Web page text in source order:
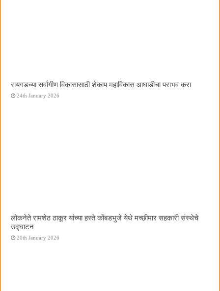
रायगडच्या सर्वांगीण विकासासाठी शेकाप महाविकास आघाडीचा पराभव करा
24th January 2026
लोकनेते रामशेठ ठाकूर यांच्या हस्ते कोंबडभुजे येथे मच्छीमार सहकारी संस्थेचे
उद्घाटन
20th January 2026